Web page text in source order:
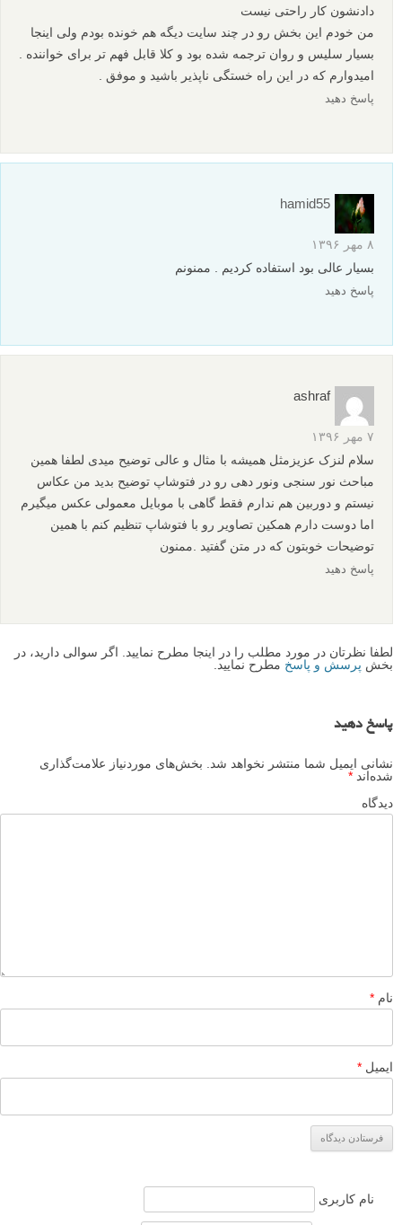
دادنشون کار راحتی نیست
من خودم این بخش رو در چند سایت دیگه هم خونده بودم ولی اینجا
بسیار سلیس و روان ترجمه شده بود و کلا قابل فهم تر برای خواننده .
امیدوارم که در این راه خستگی ناپذیر باشید و موفق .
پاسخ دهید
hamid55
۸ مهر ۱۳۹۶
بسیار عالی بود استفاده کردیم . ممنونم
پاسخ دهید
ashraf
۷ مهر ۱۳۹۶
سلام لنزک عزیزمثل همیشه با مثال و عالی توضیح میدی لطفا همین
مباحث نور سنجی ونور دهی رو در فتوشاپ توضیح بدید من عکاس
نیستم و دوربین هم ندارم فقط گاهی با موبایل معمولی عکس میگیرم
اما دوست دارم همکین تصاویر رو با فتوشاپ تنظیم کنم با همین
توضیحات خوبتون که در متن گفتید .ممنون
پاسخ دهید
لطفا نظرتان در مورد مطلب را در اینجا مطرح نمایید. اگر سوالی دارید، در
بخش پرسش و پاسخ مطرح نمایید.
پاسخ دهید
نشانی ایمیل شما منتشر نخواهد شد.
بخش‌های موردنیاز علامت‌گذاری
شده‌اند *
دیدگاه
نام *
ایمیل *
نام کاربری